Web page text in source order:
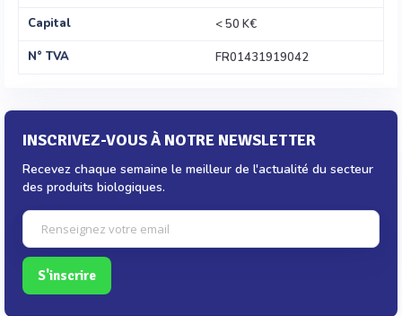
Capital
< 50 K€
N° TVA
FR01431919042
INSCRIVEZ-VOUS À NOTRE NEWSLETTER
Recevez chaque semaine le meilleur de l'actualité du secteur
des produits biologiques.
S'inscrire